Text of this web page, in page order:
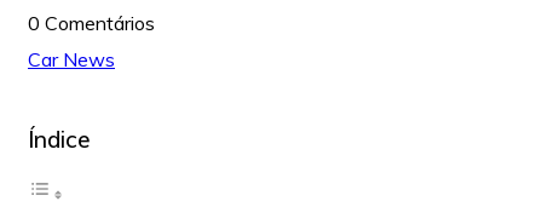
0 Comentários
Car News
Índice